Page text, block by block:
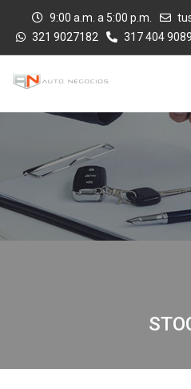
9:00 a.m. a 5:00 p.m.
321 9027182
317 404 9089